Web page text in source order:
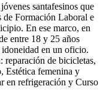
santafesinos que
de Formación Laboral e
En ese marco, en
entre 18 y 25 años
en un oficio.
reparación de bicicletas,
Estética femenina y
en refrigeración y Curso